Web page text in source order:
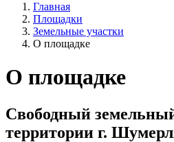
Главная
Площадки
Земельные участки
О площадке
О площадке
Свободный
территории г.